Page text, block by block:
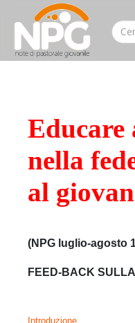
Educare
nella
al
(NPG luglio-agosto
FEED-BACK
Introduzione